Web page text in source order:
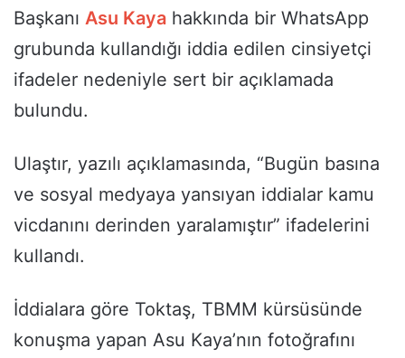
Başkanı Asu Kaya hakkında bir WhatsApp
grubunda kullandığı iddia edilen cinsiyetçi
ifadeler nedeniyle sert bir açıklamada
bulundu.
Ulaştır, yazılı açıklamasında, “Bugün basına
ve sosyal medyaya yansıyan iddialar kamu
vicdanını derinden yaralamıştır” ifadelerini
kullandı.
İddialara göre Toktaş, TBMM kürsüsünde
konuşma yapan Asu Kaya’nın fotoğrafını